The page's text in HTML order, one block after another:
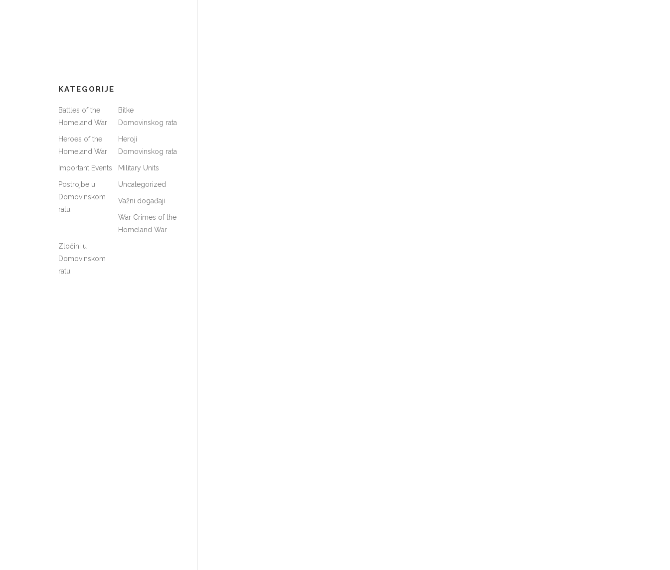
KATEGORIJE
Battles of the
Homeland War
Bitke
Domovinskog rata
Heroes of the
Homeland War
Heroji
Domovinskog rata
Important Events Military Units
Postrojbe u
Domovinskom
ratu
Uncategorized
Važni događaji
War Crimes of the
Homeland War
Zločini u
Domovinskom
ratu